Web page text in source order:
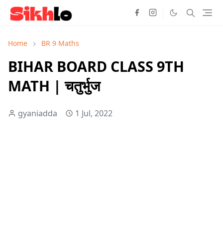
Home BR 9 Maths
BIHAR BOARD CLASS 9TH
MATH | चतुर्भुज
gyaniadda 1 Jul, 2022